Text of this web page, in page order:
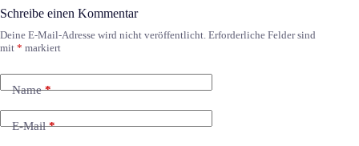
Schreibe einen Kommentar
Deine E-Mail-Adresse wird nicht veröffentlicht. Erforderliche Felder sind
mit * markiert
Name*
E-Mail*